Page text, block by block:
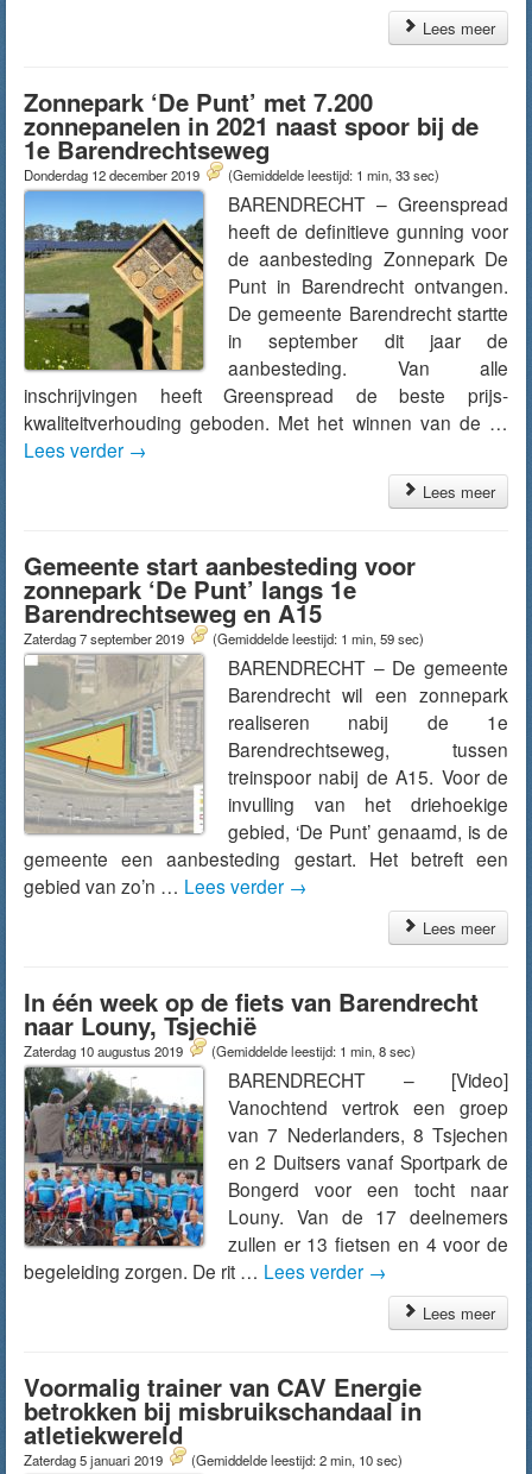
Lees meer
Zonnepark ‘De Punt’ met 7.200
zonnepanelen in 2021 naast spoor bij de
1e Barendrechtseweg
Donderdag 12 december 2019 (Gemiddelde leestijd: 1 min, 33 sec)
BARENDRECHT – Greenspread
heeft de definitieve gunning voor
de aanbesteding Zonnepark De
Punt in Barendrecht ontvangen.
De gemeente Barendrecht startte
in september dit jaar de
aanbesteding. Van alle
inschrijvingen heeft Greenspread de beste prijs-
kwaliteitverhouding geboden. Met het winnen van de …
Lees verder →
Lees meer
Gemeente start aanbesteding voor
zonnepark ‘De Punt’ langs 1e
Barendrechtseweg en A15
Zaterdag 7 september 2019 (Gemiddelde leestijd: 1 min, 59 sec)
BARENDRECHT – De gemeente
Barendrecht wil een zonnepark
realiseren nabij de 1e
Barendrechtseweg, tussen
treinspoor nabij de A15. Voor de
invulling van het driehoekige
gebied, ‘De Punt’ genaamd, is de
gemeente een aanbesteding gestart. Het betreft een
gebied van zo’n … Lees verder →
Lees meer
In één week op de fiets van Barendrecht
naar Louny, Tsjechië
Zaterdag 10 augustus 2019 (Gemiddelde leestijd: 1 min, 8 sec)
BARENDRECHT – [Video]
Vanochtend vertrok een groep
van 7 Nederlanders, 8 Tsjechen
en 2 Duitsers vanaf Sportpark de
Bongerd voor een tocht naar
Louny. Van de 17 deelnemers
zullen er 13 fietsen en 4 voor de
begeleiding zorgen. De rit … Lees verder →
Lees meer
Voormalig trainer van CAV Energie
betrokken bij misbruikschandaal in
atletiekwereld
Zaterdag 5 januari 2019 (Gemiddelde leestijd: 2 min, 10 sec)